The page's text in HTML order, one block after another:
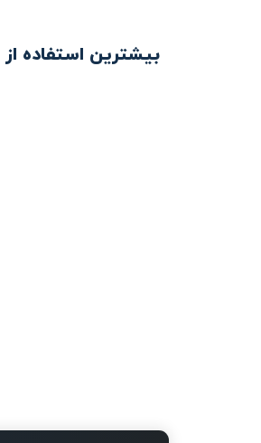
بیشترین استفاده از NameWith AI